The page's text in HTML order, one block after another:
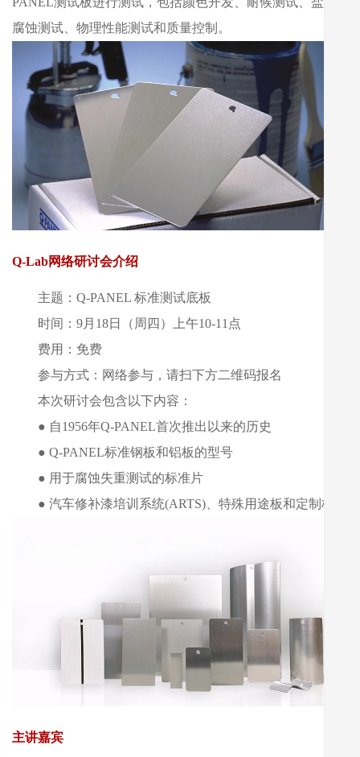
腐蚀测试、物理性能测试和质量控制。
Q-Lab网络研讨会介绍
主题：Q-PANEL 标准测试底板
时间：9月18日（周四）上午10-11点
费用：免费
参与方式：网络参与，请扫下方二维码报名
本次研讨会包含以下内容：
● 自1956年Q-PANEL首次推出以来的历史
● Q-PANEL标准钢板和铝板的型号
● 用于腐蚀失重测试的标准片
● 汽车修补漆培训系统(ARTS)、特殊用途板和定制板
主讲嘉宾